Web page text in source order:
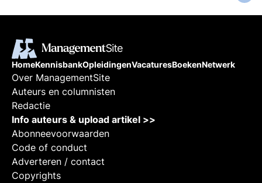
HomeKennisbankOpleidingenVacaturesBoekenNetwerk
Over ManagementSite
Auteurs en columnisten
Redactie
Info auteurs & upload artikel >>
Abonneevoorwaarden
Code of conduct
Adverteren / contact
Copyrights